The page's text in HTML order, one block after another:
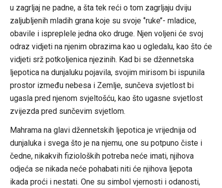
u zagrljaj ne padne, a šta tek reći o tom zagrljaju dviju
zaljubljenih mladih grana koje su svoje ‘’ruke’’- mladice,
obavile i ispreplele jedna oko druge. Njen voljeni će svoj
odraz vidjeti na njenim obrazima kao u ogledalu, kao što će
vidjeti srž potkoljenica njezinih. Kad bi se džennetska
ljepotica na dunjaluku pojavila, svojim mirisom bi ispunila
prostor između nebesa i Zemlje, sunčeva svjetlost bi
ugasla pred njenom svjeltošću, kao što ugasne svjetlost
zvijezda pred sunčevim svjetlom.
Mahrama na glavi džennetskih ljepotica je vrijednija od
dunjaluka i svega što je na njemu, one su potpuno čiste i
čedne, nikakvih fizioloških potreba neće imati, njihova
odjeća se nikada neće pohabati niti će njihova ljepota
ikada proći i nestati. One su simbol vjernosti i odanosti,